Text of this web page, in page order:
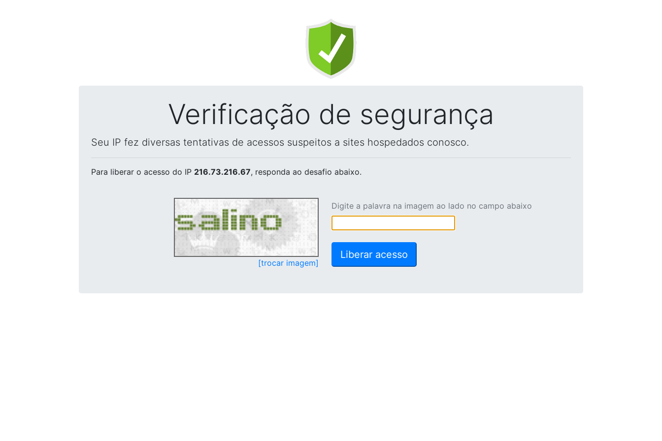
Verificação de segurança
Seu IP fez diversas tentativas de acessos suspeitos a sites hospedados conosco.
Para liberar o acesso do IP 216.73.216.67, responda ao desafio abaixo.
[trocar imagem]
Digite a palavra na imagem ao lado no campo abaixo